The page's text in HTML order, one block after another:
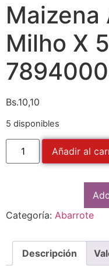
Maizena
Milho X
Bs.10,10
5 disponibles
Añadir al
Categoría: Abarrote
Descripción